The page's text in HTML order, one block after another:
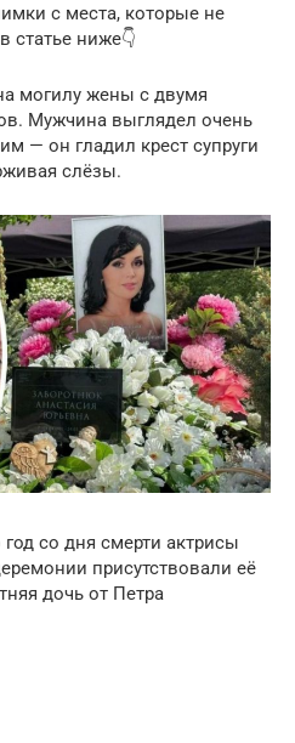
с места, которые не
статье ниже👇
могилу жены с двумя
Мужчина выглядел очень
— он гладил крест супруги
слёзы.
со дня смерти актрисы
присутствовали её
дочь от Петра